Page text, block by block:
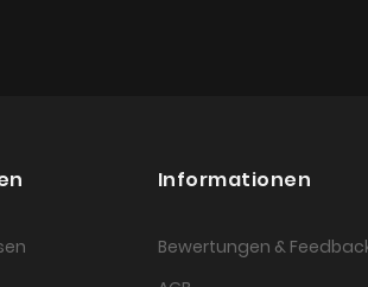
Informationen
Bewertungen &